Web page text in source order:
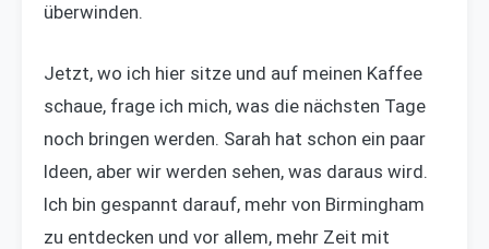
überwinden.
Jetzt, wo ich hier sitze und auf meinen Kaffee
schaue, frage ich mich, was die nächsten Tage
noch bringen werden. Sarah hat schon ein paar
Ideen, aber wir werden sehen, was daraus wird.
Ich bin gespannt darauf, mehr von Birmingham
zu entdecken und vor allem, mehr Zeit mit